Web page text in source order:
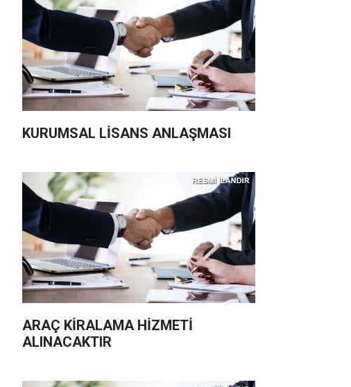
KURUMSAL LİSANS ANLAŞMASI
ARAÇ KİRALAMA HİZMETİ
ALINACAKTIR